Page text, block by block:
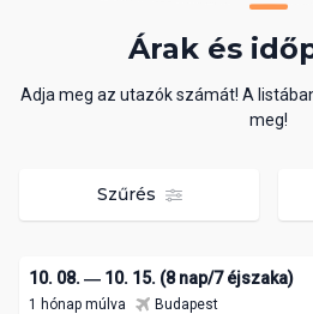
Árak és
Adja meg az utazók számát! A
meg!
Szűrés
10. 08. ― 10. 15. (8 nap/7 éjszaka)
1 hónap múlva
Budapest